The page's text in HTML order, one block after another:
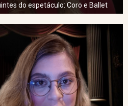
do espetáculo: Coro e Ballet